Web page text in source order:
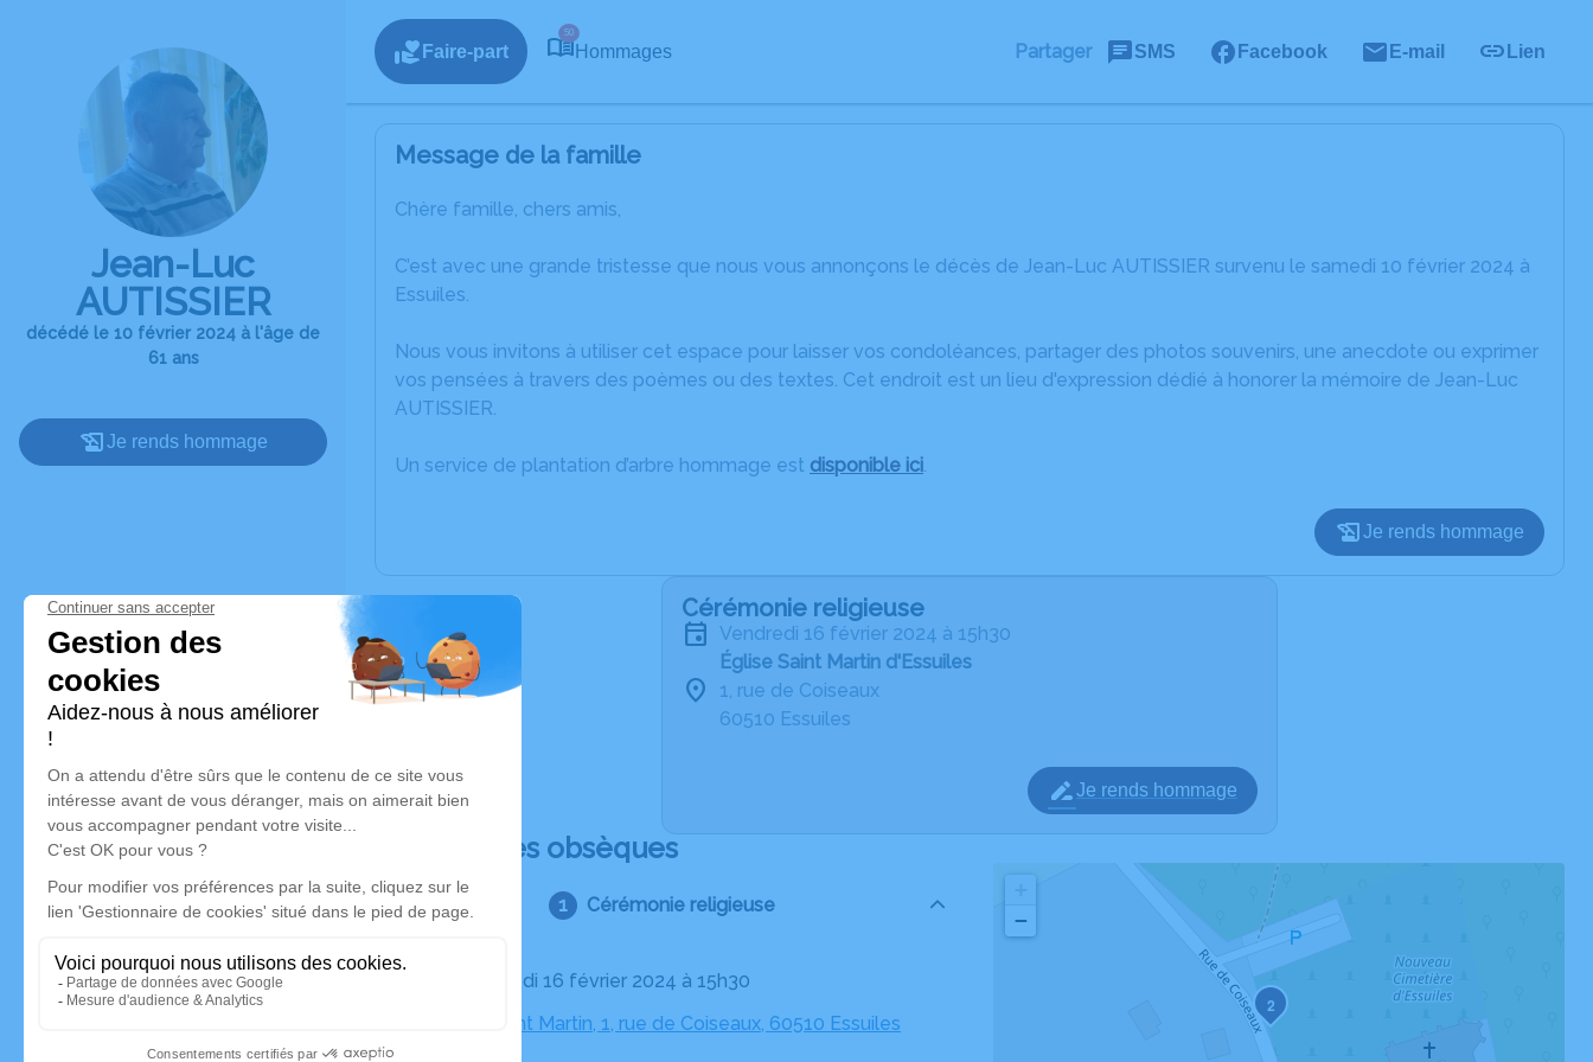
Jean-Luc
AUTISSIER
décédé le 10 février 2024 à l'âge de
61 ans
Je rends hommage
Faire-part
50
Hommages Partager SMS Facebook E-mail Lien
Message de la famille
Chère famille, chers amis,
C’est avec une grande tristesse que nous vous annonçons le décès de Jean-Luc AUTISSIER survenu le samedi 10 février 2024 à
Essuiles.
Nous vous invitons à utiliser cet espace pour laisser vos condoléances, partager des photos souvenirs, une anecdote ou exprimer
vos pensées à travers des poèmes ou des textes. Cet endroit est un lieu d'expression dédié à honorer la mémoire de Jean-Luc
AUTISSIER.
Un service de plantation d’arbre hommage est disponible ici.
Je rends hommage
Cérémonie religieuse
vendredi 16 février 2024 à 15h30
Église Saint Martin d'Essuiles
1, rue de Coiseaux
60510 Essuiles
Je rends hommage
Déroulé des obsèques
Cérémonie religieuse
Le vendredi 16 février 2024 à 15h30
Église Saint Martin, 1, rue de Coiseaux, 60510 Essuiles
2
−